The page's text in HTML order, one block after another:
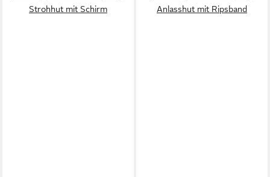
Strohhut mit Schirm
Anlasshut mit Ripsband